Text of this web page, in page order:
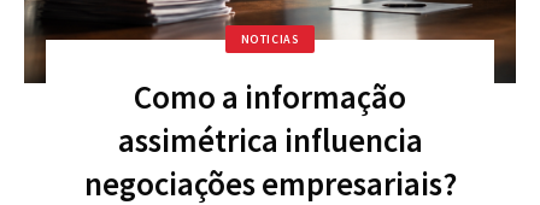
NOTICIAS
Como a informação
assimétrica influencia
negociações empresariais?